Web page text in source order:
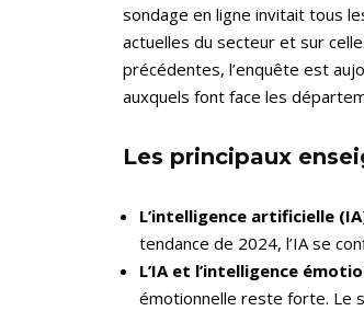
sondage en ligne invitait tous
actuelles du secteur et sur
précédentes, l’enquête est
auxquels font face les
Les principaux
L’intelligence artificielle
tendance de 2024, l’IA se
L’IA et l’intelligence
émotionnelle reste forte. Le